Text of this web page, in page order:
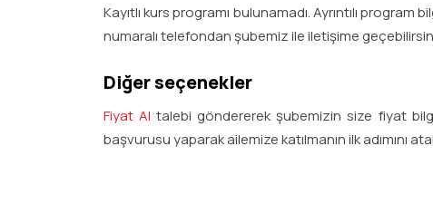
Kayıtlı kurs programı bulunamadı. Ayrıntılı
numaralı telefondan şubemiz ile iletişime
Diğer seçenekler
Fiyat Al talebi göndererek şubemizin size fiyat
başvurusu yaparak ailemize katılmanın ilk adımını